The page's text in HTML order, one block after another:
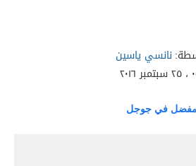
نانسي ياسين
في جوجل